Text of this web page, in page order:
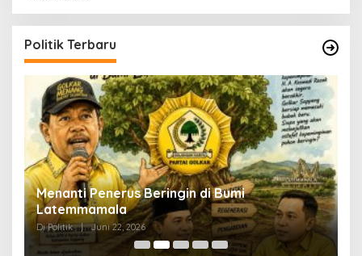
Politik Terbaru
Menanti Penerus Beringin di Bumi
Latemmamala
Di Politik | Juni 22, 2026